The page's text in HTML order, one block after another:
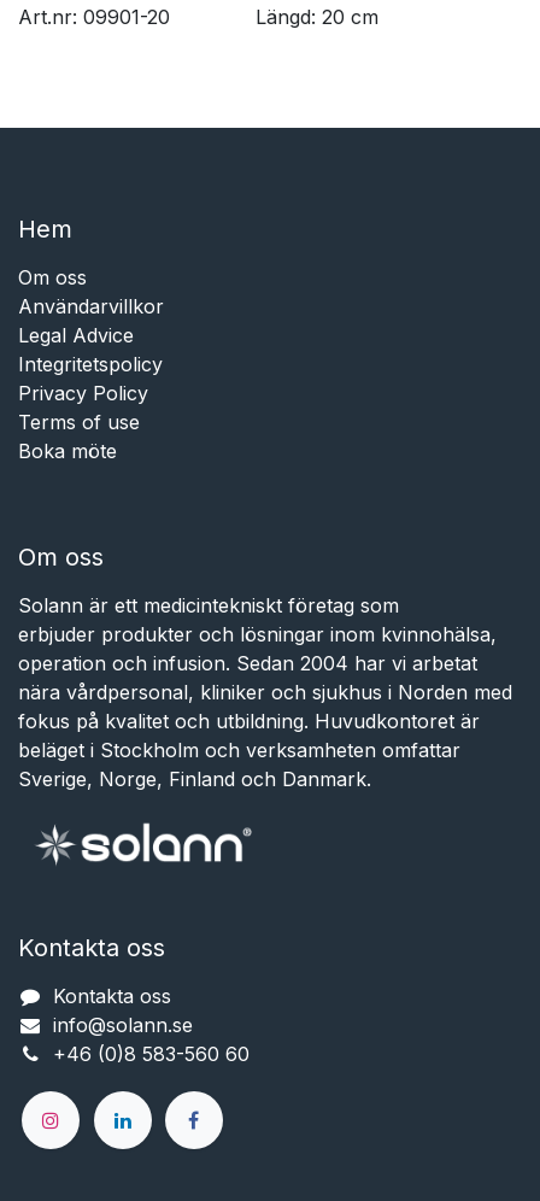
Art.nr: 09901-20
​Längd: 20 cm
Hem​​
Om oss
Användarvillkor
Legal Advice
Integritetspolicy
Privacy Policy
Terms of use
Boka möte
Om oss
Solann är ett medicintekniskt företag som
erbjuder produkter och lösningar inom kvinnohälsa,
operation och infusion. Sedan 2004 har vi arbetat
nära vårdpersonal, kliniker och sjukhus i Norden med
fokus på kvalitet och utbildning. Huvudkontoret är
beläget i Stockholm och verksamheten omfattar
Sverige, Norge, Finland och Danmark.
Kontakta oss
Kontakta oss
info@solann.se​​​​​​
+46 (0)8 583-560 60